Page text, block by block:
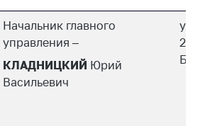
Начальник главного
управления –
КЛАДНИЦКИЙ Юрий
Васильевич
ул.